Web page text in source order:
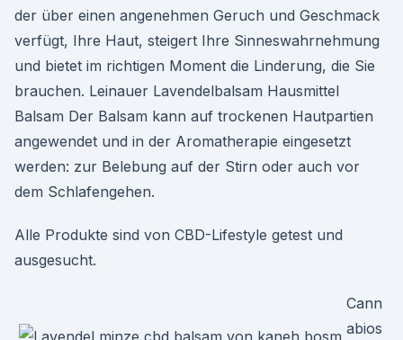
der über einen angenehmen Geruch und Geschmack
verfügt, Ihre Haut, steigert Ihre Sinneswahrnehmung
und bietet im richtigen Moment die Linderung, die Sie
brauchen. Leinauer Lavendelbalsam Hausmittel
Balsam Der Balsam kann auf trockenen Hautpartien
angewendet und in der Aromatherapie eingesetzt
werden: zur Belebung auf der Stirn oder auch vor
dem Schlafengehen.
Alle Produkte sind von CBD-Lifestyle getest und
ausgesucht.
Cann
abios